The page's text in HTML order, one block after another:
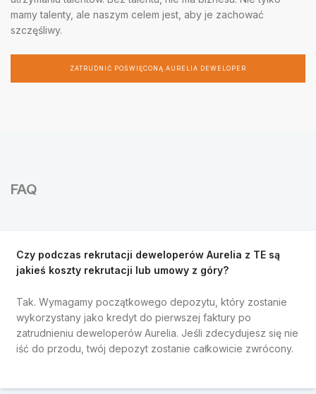
mamy talenty, ale naszym celem jest, aby je zachować
szczęśliwy.
ZATRUDNIĆ POŚWIĘCONĄ AURELIA DEWELOPER
FAQ
Czy podczas rekrutacji deweloperów Aurelia z TE są
jakieś koszty rekrutacji lub umowy z góry?
Tak. Wymagamy początkowego depozytu, który zostanie
wykorzystany jako kredyt do pierwszej faktury po
zatrudnieniu deweloperów Aurelia. Jeśli zdecydujesz się nie
iść do przodu, twój depozyt zostanie całkowicie zwrócony.